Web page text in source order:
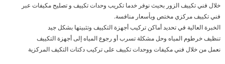
خلال فني تكييف الزور بحيث نوفر خدما تكريب وحدات تكييف و تصليح مكيفات عبر
فني تكييف مركزي مختص وبأسعار منافسة.
الخبرة العالية في تحديد أماكن تركيب أجهزة التكييف وتثبيتها بشكل جيد
تنظيف خرطوم المياه وحل مشكلة تسرب أو رجوع المياه إلى أجهزة التكييف
نعمل من خلال فني مكيفات ووحدات تكييف على تركيب دكتات التكيف المركزية